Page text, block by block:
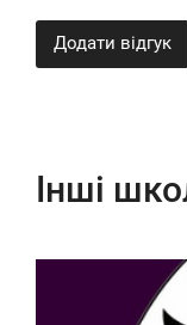
Додати відгук
Інші